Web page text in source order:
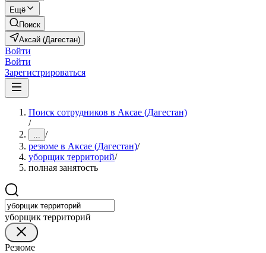
Ещё
Поиск
Аксай (Дагестан)
Войти
Войти
Зарегистрироваться
Поиск сотрудников в Аксае (Дагестан)
/
... /
резюме в Аксае (Дагестан)/
уборщик территорий/
полная занятость
уборщик территорий
Резюме